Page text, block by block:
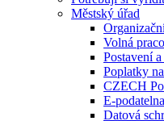
Městský úřad
Volná
Postavení
Poplatky
CZECH
E-podatelna
Datová